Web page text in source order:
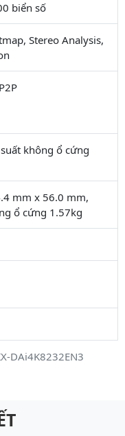
DAi4K8232EN3
biển số
Stereo Analysis,
không ổ cứng
mm x 56.0 mm,
ổ cứng 1.57kg